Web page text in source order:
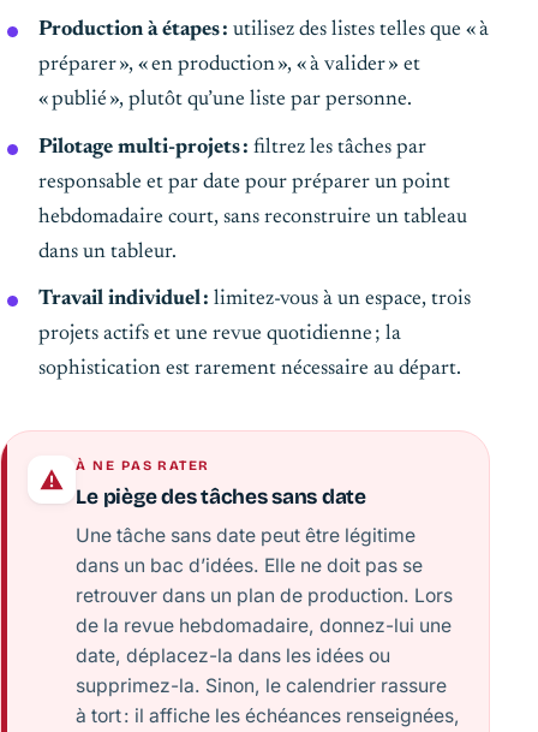
Production à étapes : utilisez des listes telles que « à
préparer », « en production », « à valider » et
« publié », plutôt qu’une liste par personne.
Pilotage multi-projets : filtrez les tâches par
responsable et par date pour préparer un point
hebdomadaire court, sans reconstruire un tableau
dans un tableur.
Travail individuel : limitez-vous à un espace, trois
projets actifs et une revue quotidienne ; la
sophistication est rarement nécessaire au départ.
À NE PAS RATER
Le piège des tâches sans date
Une tâche sans date peut être légitime
dans un bac d’idées. Elle ne doit pas se
retrouver dans un plan de production. Lors
de la revue hebdomadaire, donnez-lui une
date, déplacez-la dans les idées ou
supprimez-la. Sinon, le calendrier rassure
à tort : il affiche les échéances renseignées,